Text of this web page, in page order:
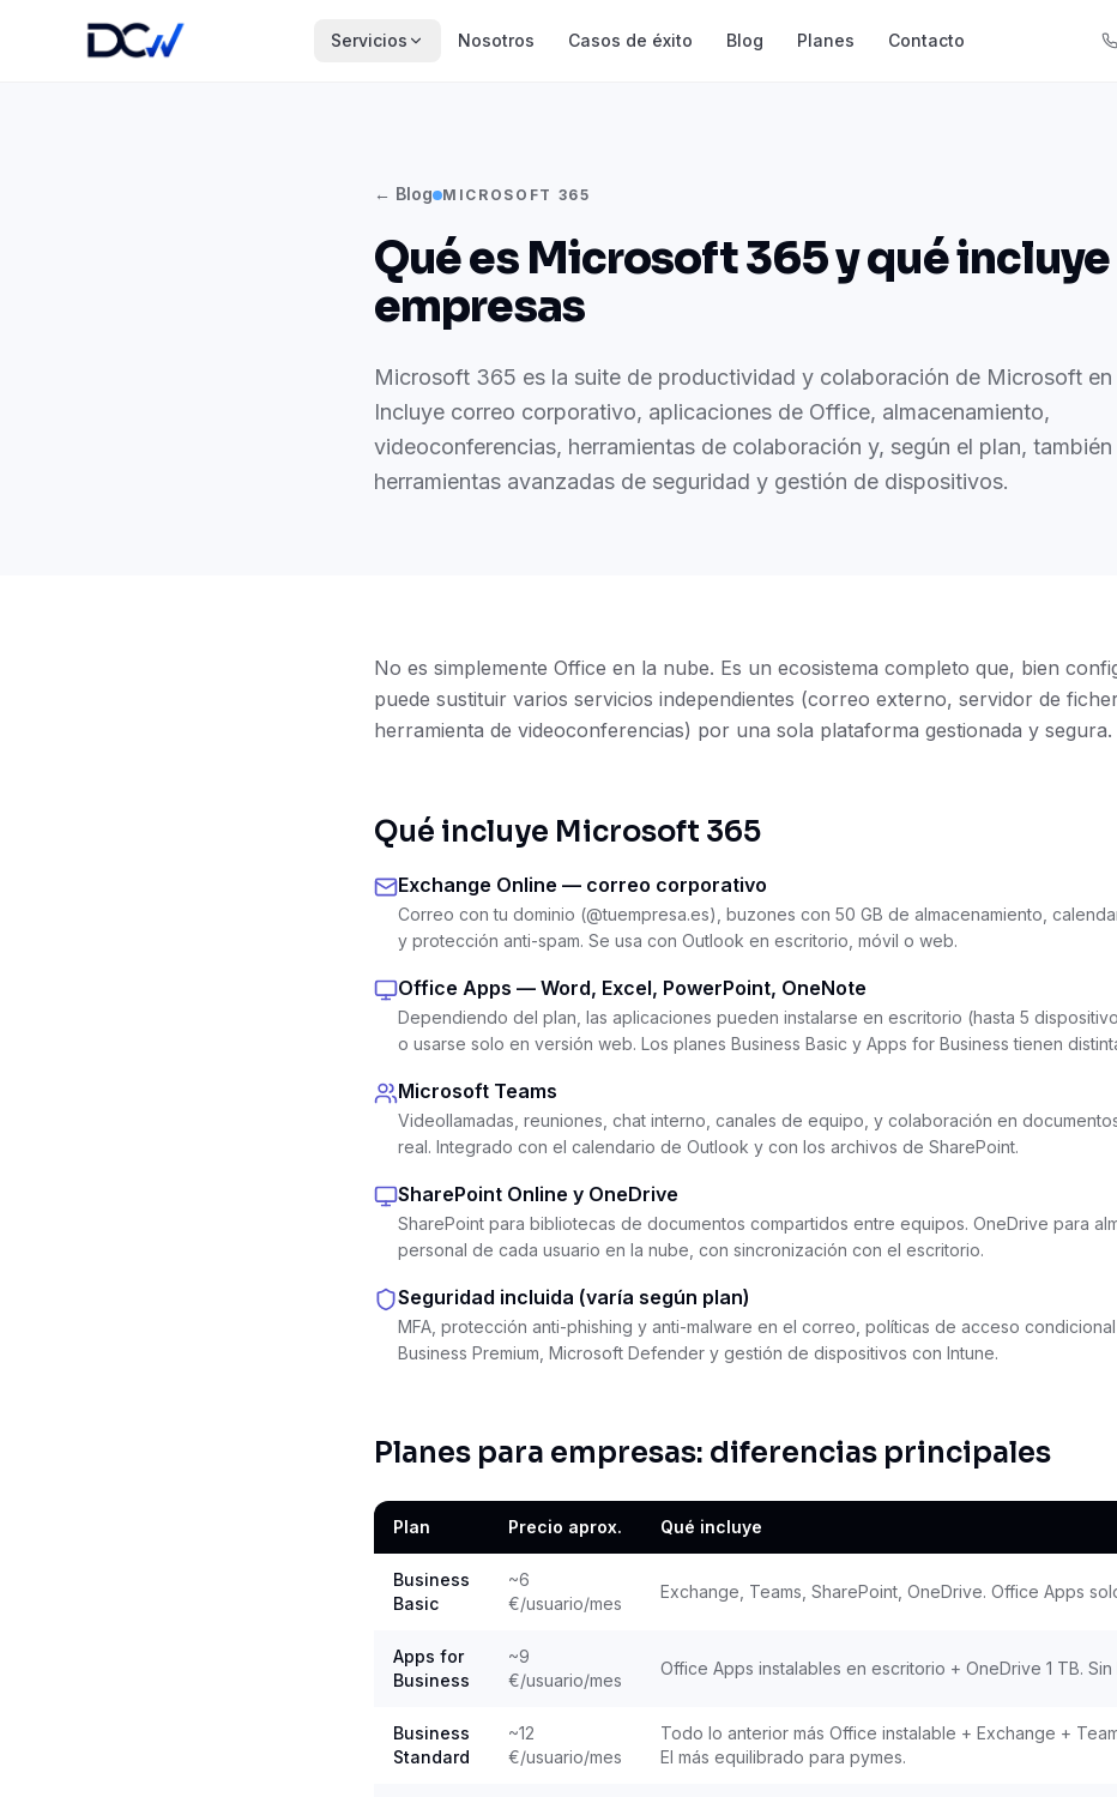
Servicios Nosotros Casos de éxito Blog Planes Contacto
← Blog MICROSOFT 365
Qué es Microsoft 365 y qué
empresas
Microsoft 365 es la suite de productividad y colaboración de Microsoft en
Incluye correo corporativo, aplicaciones de Office, almacenamiento,
videoconferencias, herramientas de colaboración y, según el plan, también
herramientas avanzadas de seguridad y gestión de dispositivos.
No es simplemente Office en la nube. Es un ecosistema completo que, bien
puede sustituir varios servicios independientes (correo externo, servidor de
herramienta de videoconferencias) por una sola plataforma gestionada y segura.
Qué incluye Microsoft 365
Exchange Online — correo corporativo
Correo con tu dominio (@tuempresa.es), buzones con 50 GB de almacenamiento,
y protección anti-spam. Se usa con Outlook en escritorio, móvil o web.
Office Apps — Word, Excel, PowerPoint, OneNote
Dependiendo del plan, las aplicaciones pueden instalarse en escritorio (hasta 5
o usarse solo en versión web. Los planes Business Basic y Apps for Business tienen
Microsoft Teams
Videollamadas, reuniones, chat interno, canales de equipo, y colaboración en
real. Integrado con el calendario de Outlook y con los archivos de SharePoint.
SharePoint Online y OneDrive
SharePoint para bibliotecas de documentos compartidos entre equipos. OneDrive para
personal de cada usuario en la nube, con sincronización con el escritorio.
Seguridad incluida (varía según plan)
MFA, protección anti-phishing y anti-malware en el correo, políticas de acceso
Business Premium, Microsoft Defender y gestión de dispositivos con Intune.
Planes para empresas: diferencias principales
Plan Precio aprox. Qué incluye
Business
Basic
~6
€/usuario/mes
Exchange, Teams, SharePoint, OneDrive. Office Apps
Apps for
Business
~9
€/usuario/mes
Office Apps instalables en escritorio + OneDrive 1 TB. Sin
Business
Standard
~12
€/usuario/mes
Todo lo anterior más Office instalable + Exchange +
El más equilibrado para pymes.